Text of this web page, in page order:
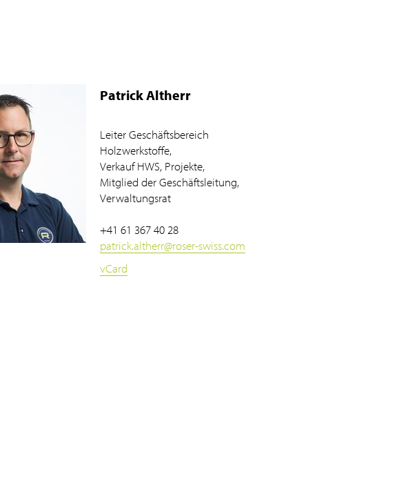
Patrick Altherr
Leiter Geschäftsbereich
Holzwerkstoffe,
Verkauf HWS, Projekte,
Mitglied der Geschäftsleitung,
Verwaltungsrat
+41 61 367 40 28
patrick.altherr@roser-swiss.com
vCard